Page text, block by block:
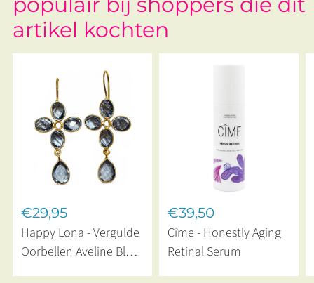
artikel kochten
€29,95
Happy Lona - Vergulde
Oorbellen Aveline Blue
€39,50
Cîme - Honestly Aging
Retinal Serum